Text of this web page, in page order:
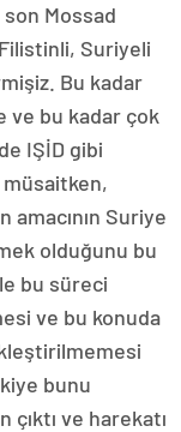
Mossad
Suriyeli
Bu kadar
ve bu kadar çok
IŞİD gibi
müsaitken,
amacının Suriye
olduğunu bu
bu süreci
ve bu konuda
bunu
çıktı ve harekatı